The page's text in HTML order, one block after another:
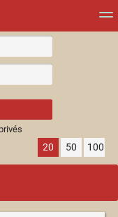
20 50 100